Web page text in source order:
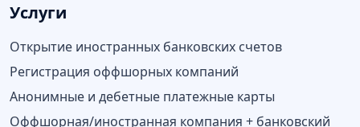
Услуги
Открытие иностранных банковских счетов
Регистрация оффшорных компаний
Анонимные и дебетные платежные карты
Оффшорная/иностранная компания + банковский